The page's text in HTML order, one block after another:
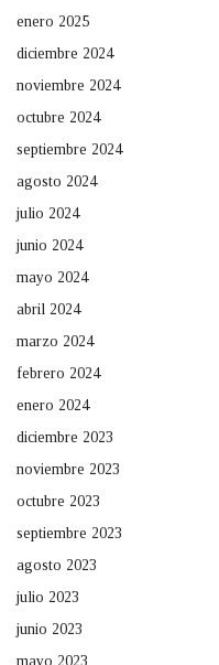
enero 2025
diciembre 2024
noviembre 2024
octubre 2024
septiembre 2024
agosto 2024
julio 2024
junio 2024
mayo 2024
abril 2024
marzo 2024
febrero 2024
enero 2024
diciembre 2023
noviembre 2023
octubre 2023
septiembre 2023
agosto 2023
julio 2023
junio 2023
mayo 2023